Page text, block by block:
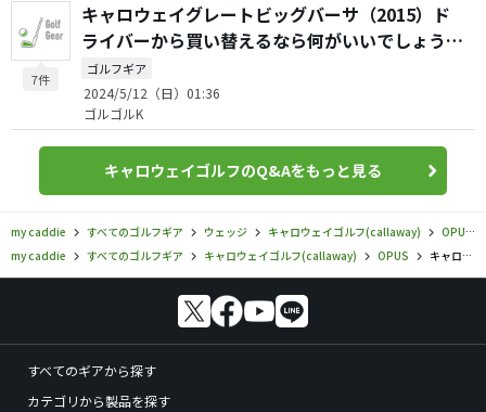
7件
キャロウェイグレートビッグバーサ（2015）ド
ライバーから買い替えるなら何がいいでしょう
か？
ゴルフギア
2024/5/12（日）01:36
ゴルゴルK
キャロウェイゴルフのQ&Aをもっと見る
my caddie すべてのゴルフギア ウェッジ キャロウェイゴルフ(callaway)
OPUS
my caddie
すべてのゴルフギア キャロウェイゴルフ(callaway) OPUS キャロウェイゴルフ／OPUS／OPUS（オーパス）クロム ウェッジの口コミ評価
すべてのギアから探す
カテゴリから製品を探す